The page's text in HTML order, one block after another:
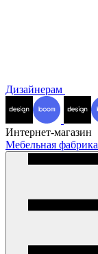
Дизайнерам
Интернет-магазин
Мебельная фабрика